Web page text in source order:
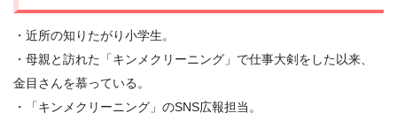
・近所の知りたがり小学生。
・母親と訪れた「キンメクリーニング」で仕事大剣をした以来、
金目さんを慕っている。
・「キンメクリーニング」のSNS広報担当。